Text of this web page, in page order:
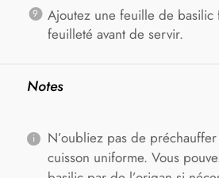
Ajoutez une feuille de basilic
feuilleté avant de servir.
Notes
N’oubliez pas de
cuisson uniforme. Vous